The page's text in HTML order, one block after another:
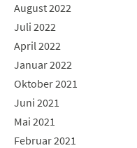
August 2022
Juli 2022
April 2022
Januar 2022
Oktober 2021
Juni 2021
Mai 2021
Februar 2021